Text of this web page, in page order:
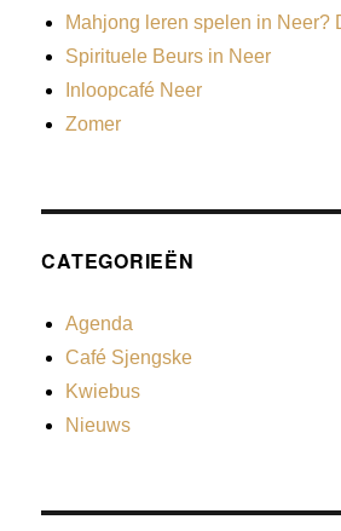
Mahjong leren spelen in Neer?
Spirituele Beurs in Neer
Inloopcafé Neer
Zomer
CATEGORIEËN
Agenda
Café Sjengske
Kwiebus
Nieuws